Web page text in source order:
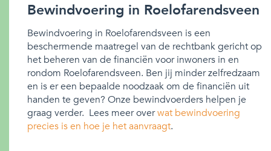
Bewindvoering in Roelofarendsveen
Bewindvoering in Roelofarendsveen is een
beschermende maatregel van de rechtbank gericht op
het beheren van de financiën voor inwoners in en
rondom Roelofarendsveen. Ben jij minder zelfredzaam
en is er een bepaalde noodzaak om de financiën uit
handen te geven? Onze bewindvoerders helpen je
graag verder. Lees meer overwat bewindvoering
precies is en hoe je het aanvraagt.